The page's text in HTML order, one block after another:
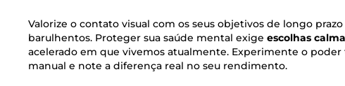
Valorize o contato visual com os seus objetivos de longo
barulhentos. Proteger sua saúde mental exige escolhas
acelerado em que vivemos atualmente. Experimente o
manual e note a diferença real no seu rendimento.